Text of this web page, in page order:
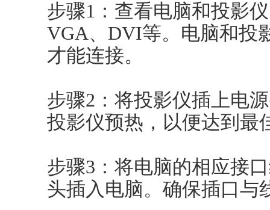
步骤1：查看电脑和投影
VGA、DVI等。电脑和投
才能连接。
步骤2：将投影仪插上电
投影仪预热，以便达到最
步骤3：将电脑的相应接
头插入电脑。确保插口与